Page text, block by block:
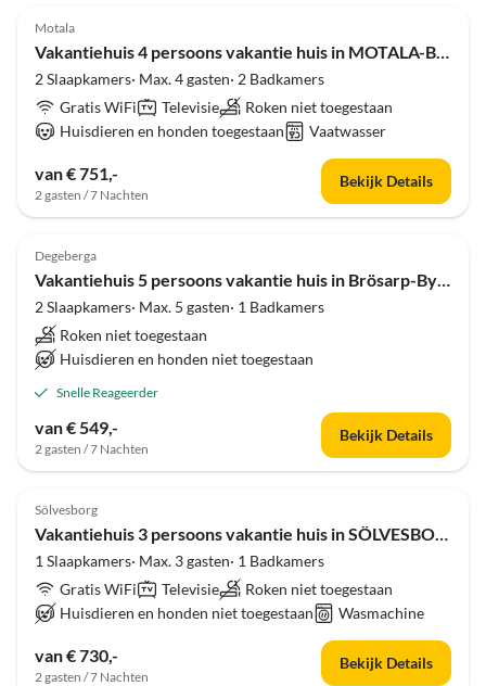
Motala
Vakantiehuis 4 persoons vakantie huis in MOTALA-By Traum
2 Slaapkamers· Max. 4 gasten· 2 Badkamers
Gratis WiFi
Televisie
Roken niet toegestaan
Huisdieren en honden toegestaan
Vaatwasser
van € 751,-
2 gasten / 7 Nachten
Bekijk Details
4.0 (4)
Degeberga
Vakantiehuis 5 persoons vakantie huis in Brösarp-By Traum
2 Slaapkamers· Max. 5 gasten· 1 Badkamers
Roken niet toegestaan
Huisdieren en honden niet toegestaan
Snelle Reageerder
van € 549,-
2 gasten / 7 Nachten
Bekijk Details
4.0 (3)
Sölvesborg
Vakantiehuis 3 persoons vakantie huis in SÖLVESBORG-By Traum
1 Slaapkamers· Max. 3 gasten· 1 Badkamers
Gratis WiFi
Televisie
Roken niet toegestaan
Huisdieren en honden niet toegestaan
Wasmachine
van € 730,-
2 gasten / 7 Nachten
Bekijk Details